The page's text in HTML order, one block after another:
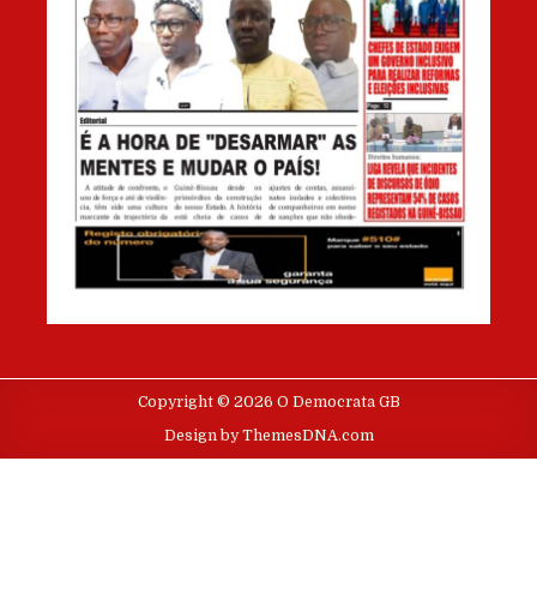
Copyright © 2026 O Democrata GB
Design by ThemesDNA.com